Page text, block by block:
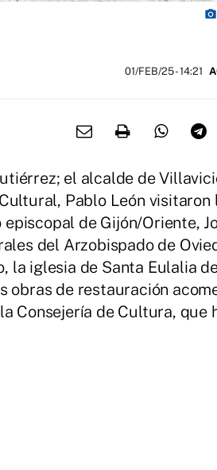
photo_camera
01/FEB/25- 14:21
el alcalde de
Pablo León visitaron
de Gijón/Oriente,
del Arzobispado de
la iglesia de Santa Eulalia
obras de restauración
Consejería de Cultura, que